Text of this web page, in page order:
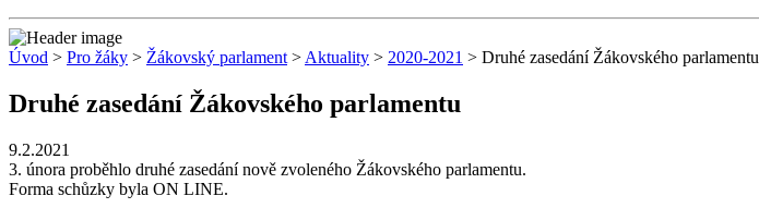
Úvod > Pro žáky > Žákovský parlament > Aktuality > 2020-2021 > Druhé zasedání Žákovského parlamentu
Druhé zasedání Žákovského parlamentu
9.2.2021
3. února proběhlo druhé zasedání nově zvoleného Žákovského parlamentu.
Forma schůzky byla ON LINE.